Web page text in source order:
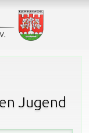
Jugend